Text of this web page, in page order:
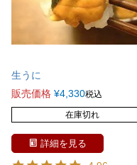
生うに
販売価格 ¥4,330税込
在庫切れ
詳細を見る